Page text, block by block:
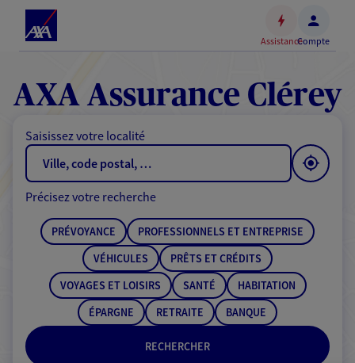
Accéder
contenu
principal
au
de
AssistanceCompte
AXA Assurance Clérey
Saisissez votre localité
RECHERCHER
Précisez votre recherche
PRÉVOYANCE
PROFESSIONNELS ET ENTREPRISE
VÉHICULES
PRÊTS ET CRÉDITS
VOYAGES ET LOISIRS
SANTÉ
HABITATION
ÉPARGNE
RETRAITE BANQUE